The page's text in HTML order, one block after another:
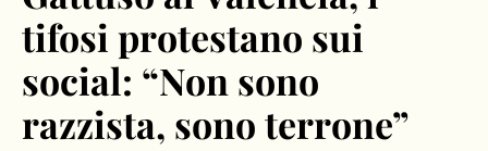
tifosi protestano sui
social: “Non sono
razzista, sono terrone”